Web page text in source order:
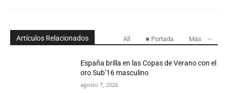
Artículos Relacionados All ■ Portada Más
España brilla en las Copas de Verano con el
oro Sub’16 masculino
agosto 7, 2026